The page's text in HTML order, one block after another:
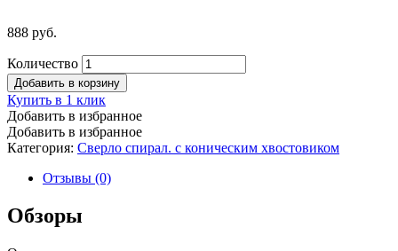
888 руб.
Количество
Добавить в корзину
Купить в 1 клик
Добавить в избранное
Добавить в избранное
Категория: Сверло спирал. с коническим хвостовиком
Отзывы (0)
Обзоры